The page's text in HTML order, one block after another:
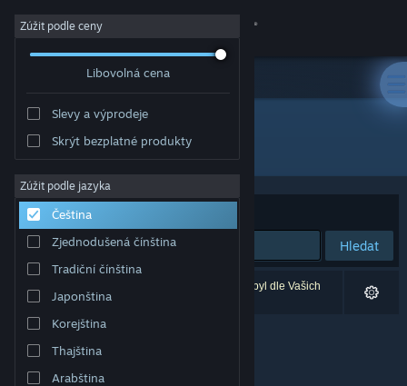
Přihlásit se
Komunita
Informace
Podpora
Změnit jazyk
Mobilní aplikace služby Steam
Desktopová verze stránky
Zúžit podle ceny
Libovolná cena
Slevy a výprodeje
Skrýt bezplatné produkty
Zúžit podle jazyka
Čeština
Zjednodušená čínština
Tradiční čínština
Japonština
Korejština
Thajština
Arabština
Vydavatel: Phaenom GmbH
Seřadit podle
Hledat
Vašemu zadání odpovídá 0 výsledků. 1 produkt byl dle Vašich
předvoleb vyloučen z výsledků vyhledávání.